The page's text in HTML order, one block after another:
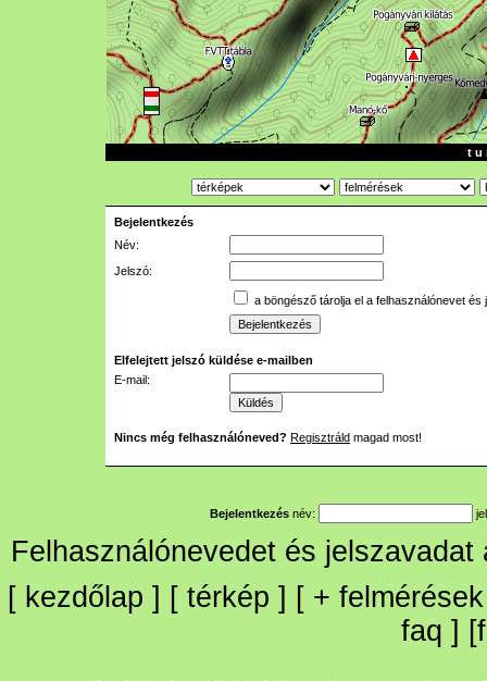
t u
Bejelentkezés
Név:
Jelszó:
a böngésző tárolja el a felhasználónevet és
Elfelejtett jelszó küldése e-mailben
E-mail:
Nincs még felhasználóneved? Regisztráld magad most!
Bejelentkezés név:
Felhasználónevedet és
[ kezdőlap ] [ térkép ] [ + felmérések
faq ] [